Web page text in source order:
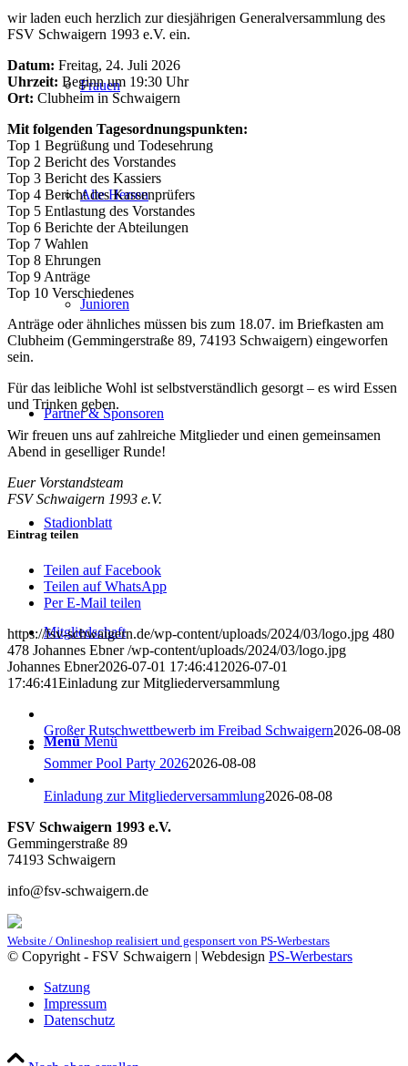
Frauen
Alte Herren
Junioren
Partner & Sponsoren
Stadionblatt
Mitgliedschaft
Menü Menü
wir laden euch herzlich zur diesjährigen Generalversammlung des
FSV Schwaigern 1993 e.V. ein.
Datum: Freitag, 24. Juli 2026
Uhrzeit: Beginn um 19:30 Uhr
Ort: Clubheim in Schwaigern
Mit folgenden Tagesordnungspunkten:
Top 1 Begrüßung und Todesehrung
Top 2 Bericht des Vorstandes
Top 3 Bericht des Kassiers
Top 4 Bericht des Kassenprüfers
Top 5 Entlastung des Vorstandes
Top 6 Berichte der Abteilungen
Top 7 Wahlen
Top 8 Ehrungen
Top 9 Anträge
Top 10 Verschiedenes
Anträge oder ähnliches müssen bis zum 18.07. im Briefkasten am
Clubheim (Gemmingerstraße 89, 74193 Schwaigern) eingeworfen
sein.
Für das leibliche Wohl ist selbstverständlich gesorgt – es wird Essen
und Trinken geben.
Wir freuen uns auf zahlreiche Mitglieder und einen gemeinsamen
Abend in geselliger Runde!
Euer Vorstandsteam
FSV Schwaigern 1993 e.V.
Eintrag teilen
Teilen auf Facebook
Teilen auf WhatsApp
Per E-Mail teilen
https://fsv-schwaigern.de/wp-content/uploads/2024/03/logo.jpg 480
478 Johannes Ebner /wp-content/uploads/2024/03/logo.jpg
Johannes Ebner2026-07-01 17:46:41 2026-07-01
17:46:41Einladung zur Mitgliederversammlung
Großer Rutschwettbewerb im Freibad Schwaigern2026-08-08
Sommer Pool Party 20262026-08-08
Einladung zur Mitgliederversammlung2026-08-08
FSV Schwaigern 1993 e.V.
Gemmingerstraße 89
74193 Schwaigern
info@fsv-schwaigern.de
Website / Onlineshop realisiert und gesponsert von PS-Werbestars
© Copyright - FSV Schwaigern | Webdesign PS-Werbestars
Satzung
Impressum
Datenschutz